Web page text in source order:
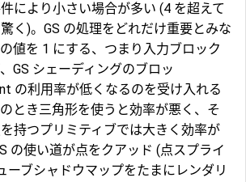
により小さい場合が多い (4 を超えて
く)。GS の処理をどれだけ重要とみな
値を 1 にする、つまり入力ブロック
GS シェーディングのブロッ
の利用率が低くなるのを受け入れる
とき三角形を使うと効率が悪く、そ
持つプリミティブでは大きく効率が
の使い道が点をクアッド (点スプライ
ーブシャドウマップをたまにレンダリ